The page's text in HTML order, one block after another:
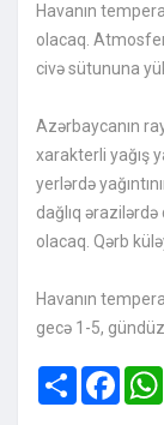
Havanın
olacaq.
civə sütununa
Azərbaycanın
xarakterli yağış
yerlərdə
dağlıq
olacaq. Qərb
Havanın
gecə 1-5,
Share